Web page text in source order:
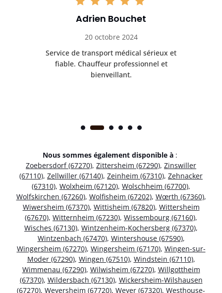
Adrien Bouchet
20 octobre 2024
Service de transport médical sérieux et
fiable. Chauffeur professionnel et
bienveillant.
Nous sommes également disponible à :
Zoebersdorf (67270), Zittersheim (67290), Zinswiller
(67110), Zellwiller (67140), Zeinheim (67310), Zehnacker
(67310), Wolxheim (67120), Wolschheim (67700),
Wolfskirchen (67260), Wolfisheim (67202), Wœrth (67360),
Wiwersheim (67370), Wittisheim (67820), Wittersheim
(67670), Witternheim (67230), Wissembourg (67160),
Wisches (67130), Wintzenheim-Kochersberg (67370),
Wintzenbach (67470), Wintershouse (67590),
Wingersheim (67270), Wingersheim (67170), Wingen-sur-
Moder (67290), Wingen (67510), Windstein (67110),
Wimmenau (67290), Wilwisheim (67270), Willgottheim
(67370), Wildersbach (67130), Wickersheim-Wilshausen
(67270), Weyersheim (67720), Weyer (67320), Westhouse-